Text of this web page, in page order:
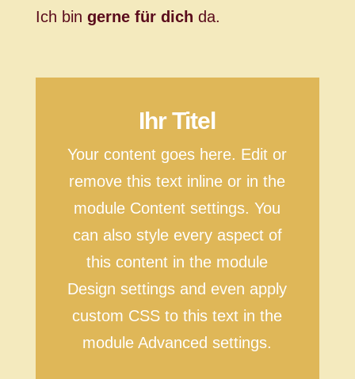
Ich bin gerne für dich da.
Ihr Titel
Your content goes here. Edit or
remove this text inline or in the
module Content settings. You
can also style every aspect of
this content in the module
Design settings and even apply
custom CSS to this text in the
module Advanced settings.